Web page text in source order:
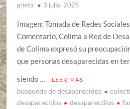
grieta 3 julio, 2025
Imagen: Tomada de Redes
Comentario, Colima a Red de
de Colima expresó su
que personas desaparecidas en
siendo …
LEER MÁS
búsqueda de desaparecidos
desaparecidos
desaparecdios